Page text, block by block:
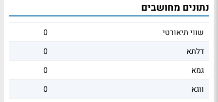
נתונים מחושבים
שווי תיאורטי
0
דלתא
0
גמא
0
ווגא
0